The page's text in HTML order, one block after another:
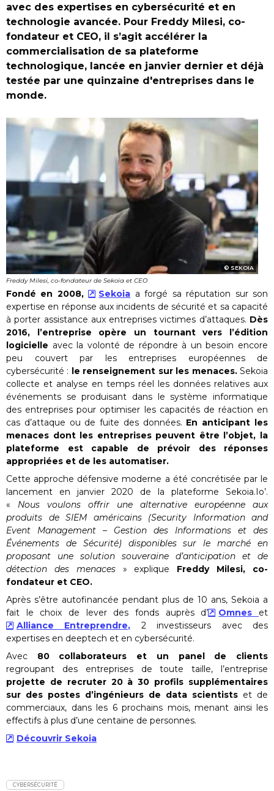
avec des expertises en cybersécurité et en
technologie avancée. Pour Freddy Milesi, co-
fondateur et CEO, il s’agit accélérer la
commercialisation de sa plateforme
technologique, lancée en janvier dernier et déjà
testée par une quinzaine d'entreprises dans le
monde.
SEKOIA
Freddy Milesi, co-fondateur de Sekoia et CEO
Fondé en 2008, Sekoia a forgé sa réputation sur son
expertise en réponse aux incidents de sécurité et sa capacité
à porter assistance aux entreprises victimes d’attaques. Dès
2016, l’entreprise opère un tournant vers l’édition
logicielle avec la volonté de répondre à un besoin encore
peu couvert par les entreprises européennes de
cybersécurité : le renseignement sur les menaces.Sekoia
collecte et analyse en temps réel les données relatives aux
événements se produisant dans le système informatique
des entreprises pour optimiser les capacités de réaction en
cas d’attaque ou de fuite des données. En anticipant les
menaces dont les entreprises peuvent être l’objet, la
plateforme est capable de prévoir des réponses
appropriées et de les automatiser.
Cette approche défensive moderne a été concrétisée par le
lancement en janvier 2020 de la plateforme Sekoia.Io’.
« Nous voulons offrir une alternative européenne aux
produits de SIEM américains (Security Information and
Event Management – Gestion des Informations et des
Événements de Sécurité) disponibles sur le marché en
proposant une solution souveraine d’anticipation et de
détection des menaces» explique Freddy Milesi, co-
fondateur et CEO.
Après s’être autofinancée pendant plus de 10 ans, Sekoia a
fait le choix de lever des fonds auprès d’
Omnes et
Alliance Entreprendre, 2 investisseurs avec des
expertises en deeptech et en cybersécurité.
Avec 80 collaborateurs et un panel de clients
regroupant des entreprises de toute taille, l’entreprise
projette de recruter 20 à 30 profils supplémentaires
sur des postes d’ingénieurs de data scientists et de
commerciaux, dans les 6 prochains mois, menant ainsi les
effectifs à plus d’une centaine de personnes.
Découvrir Sekoia
CYBERSÉCURITÉ